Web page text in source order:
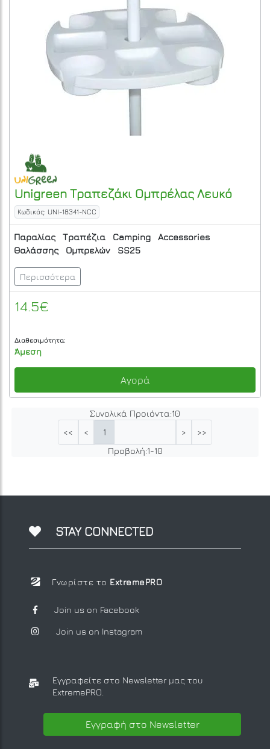
Unigreen Τραπεζάκι Ομπρέλας Λευκό
Κωδικός: UNI-18341-NCC
Παραλίας Τραπέζια Camping
Accessories
Θαλάσσης
Ομπρελών SS25
Περισσότερα
14.5€
Διαθεσιμότητα:
Άμεση
Αγορά
Συνολικά Προιόντα:10
<<
< 1 >
>>
Προβολή:1-10
STAY CONNECTED
Γνωρίστε το ExtremePRO
Join us on Facebook
Join us on Instagram
Εγγραφείτε στο Newsletter μας του
ExtremePRO.
Εγγραφή στο Newsletter